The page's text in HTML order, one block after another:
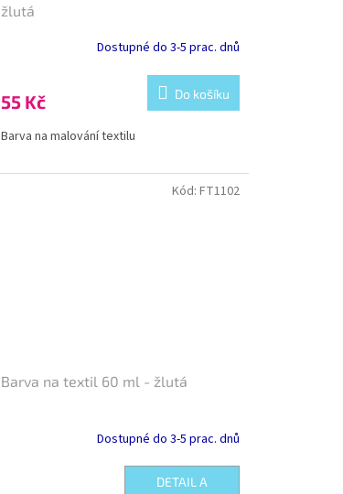
žlutá
Dostupné do 3-5 prac. dnů
55 Kč Do košíku
Barva na malování textilu
Barva na textil 60 ml - žlutá
Dostupné do 3-5 prac. dnů
DETAIL A
Kód: FT1102